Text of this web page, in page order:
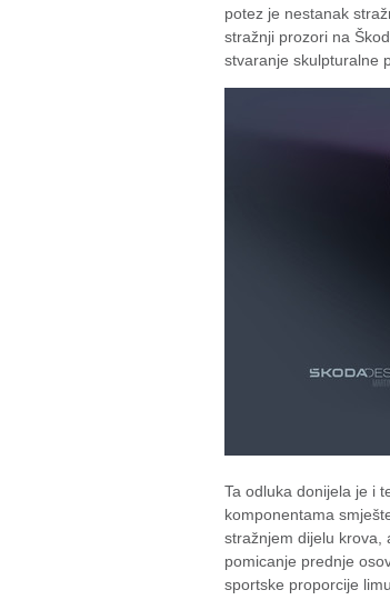
potez je nestanak
stražnji prozori na
stvaranje skulpturalne
Ta odluka donijela je i
komponentama
stražnjem dijelu krova,
pomicanje prednje
sportske proporcije